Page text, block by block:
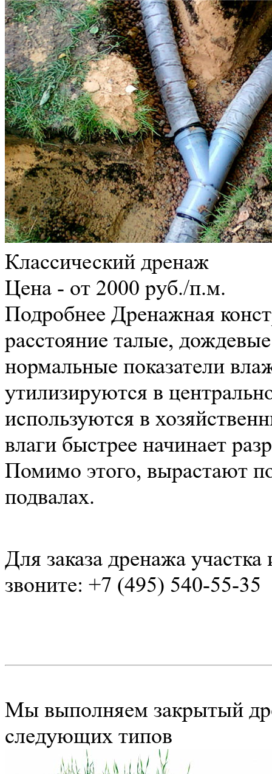
Классический дренаж
Цена - от 2000 руб./п.м.
Подробнее Дренажная
расстояние талые,
нормальные показатели
утилизируются в
используются в
влаги быстрее начинает
Помимо этого, вырастают
подвалах.
Для заказа дренажа
звоните: +7 (495) 540-55-35
Мы выполняем закрытый
следующих типов